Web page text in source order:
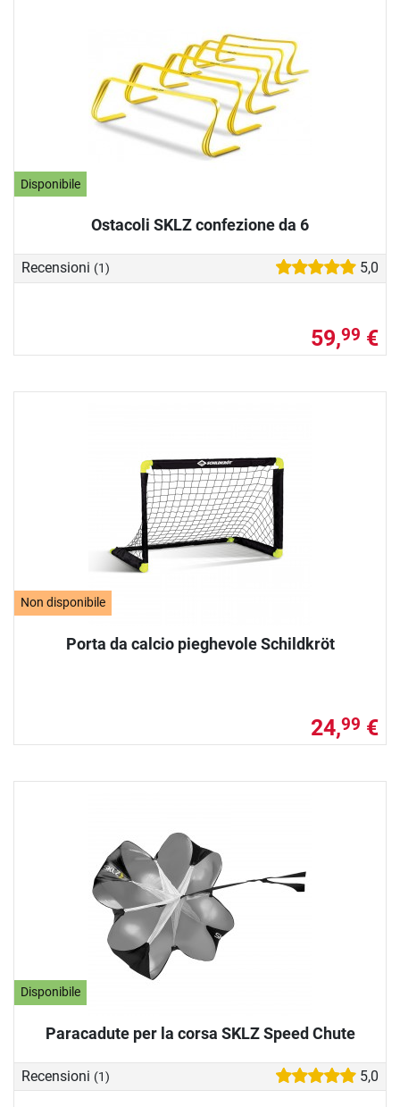
Disponibile
Ostacoli SKLZ confezione da 6
Recensioni (1) 5,0
59,99 €
Non disponibile
Porta da calcio pieghevole Schildkröt
24,99 €
Disponibile
Paracadute per la corsa SKLZ Speed Chute
Recensioni (1) 5,0